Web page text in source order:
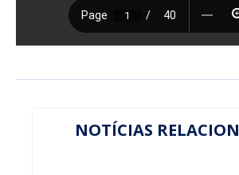
NOTÍCIAS